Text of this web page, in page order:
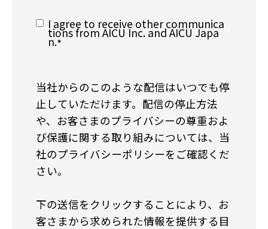
I agree to receive other communica
tions from AICU Inc. and AICU Japa
n.*
当社からのこのような配信はいつでも停
止していただけます。配信の停止方法
や、お客さまのプライバシーの尊重およ
び保護に関する取り組みについては、当
社のプライバシーポリシーをご確認くだ
さい。
下の送信をクリックすることにより、お
客さまから求められた情報を提供する目